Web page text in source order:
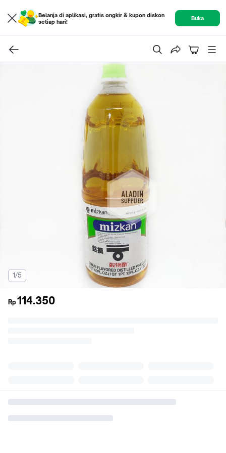
Belanja di aplikasi, gratis ongkir & kupon diskon
setiap hari!
Buka
1/5
Rp114.350